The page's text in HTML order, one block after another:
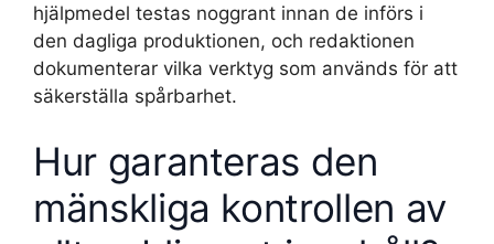
hjälpmedel testas noggrant innan de införs i
den dagliga produktionen, och redaktionen
dokumenterar vilka verktyg som används för att
säkerställa spårbarhet.
Hur garanteras den
mänskliga kontrollen av